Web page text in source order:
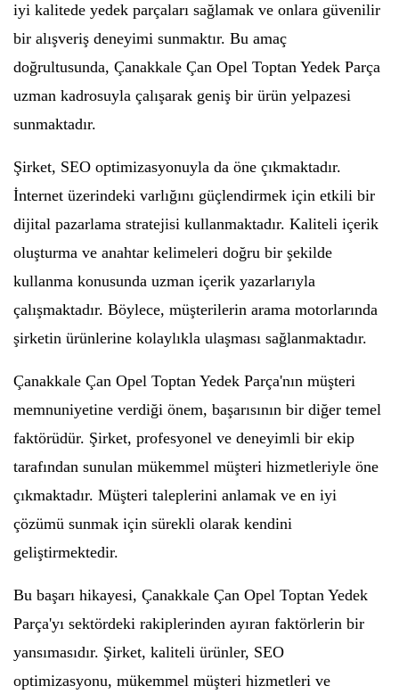
iyi kalitede yedek parçaları sağlamak ve onlara güvenilir
bir alışveriş deneyimi sunmaktır. Bu amaç
doğrultusunda, Çanakkale Çan Opel Toptan Yedek Parça
uzman kadrosuyla çalışarak geniş bir ürün yelpazesi
sunmaktadır.
Şirket, SEO optimizasyonuyla da öne çıkmaktadır.
İnternet üzerindeki varlığını güçlendirmek için etkili bir
dijital pazarlama stratejisi kullanmaktadır. Kaliteli içerik
oluşturma ve anahtar kelimeleri doğru bir şekilde
kullanma konusunda uzman içerik yazarlarıyla
çalışmaktadır. Böylece, müşterilerin arama motorlarında
şirketin ürünlerine kolaylıkla ulaşması sağlanmaktadır.
Çanakkale Çan Opel Toptan Yedek Parça'nın müşteri
memnuniyetine verdiği önem, başarısının bir diğer temel
faktörüdür. Şirket, profesyonel ve deneyimli bir ekip
tarafından sunulan mükemmel müşteri hizmetleriyle öne
çıkmaktadır. Müşteri taleplerini anlamak ve en iyi
çözümü sunmak için sürekli olarak kendini
geliştirmektedir.
Bu başarı hikayesi, Çanakkale Çan Opel Toptan Yedek
Parça'yı sektördeki rakiplerinden ayıran faktörlerin bir
yansımasıdır. Şirket, kaliteli ürünler, SEO
optimizasyonu, mükemmel müşteri hizmetleri ve